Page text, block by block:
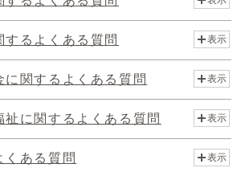
るよくある質問 表示
に関するよくある質問 表示
祉に関するよくある質問 表示
くある質問 表示